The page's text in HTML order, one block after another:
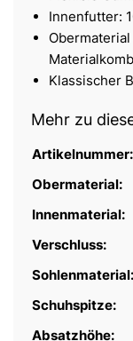
Innenfutter:
Klassischer
Mehr zu
Artikelnummer:
Obermaterial:
Innenmaterial:
Verschluss:
Sohlenmaterial:
Schuhspitze:
Absatzhöhe: